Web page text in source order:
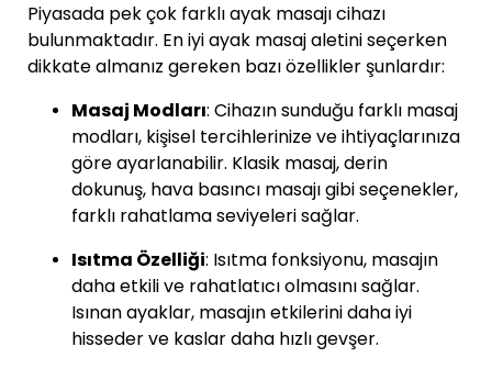
Piyasada pek çok farklı ayak masajı cihazı
bulunmaktadır. En iyi ayak masaj aletini seçerken
dikkate almanız gereken bazı özellikler şunlardır:
Masaj Modları: Cihazın sunduğu farklı masaj
modları, kişisel tercihlerinize ve ihtiyaçlarınıza
göre ayarlanabilir. Klasik masaj, derin
dokunuş, hava basıncı masajı gibi seçenekler,
farklı rahatlama seviyeleri sağlar.
Isıtma Özelliği: Isıtma fonksiyonu, masajın
daha etkili ve rahatlatıcı olmasını sağlar.
Isınan ayaklar, masajın etkilerini daha iyi
hisseder ve kaslar daha hızlı gevşer.